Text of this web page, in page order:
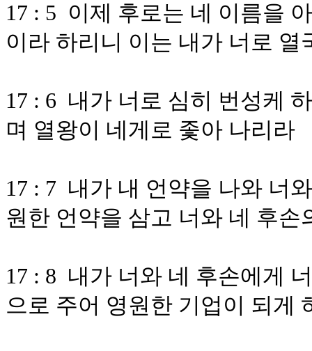
17 : 5 이제 후로는 네 이름을
이라 하리니 이는 내가 너로
17 : 6 내가 너로 심히 번성케
며 열왕이 네게로 좇아 나리라
17 : 7 내가 내 언약을 나와 너
원한 언약을 삼고 너와 네 후손
17 : 8 내가 너와 네 후손에게
으로 주어 영원한 기업이 되게